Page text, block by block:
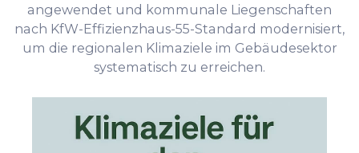
angewendet und kommunale Liegenschaften
nach KfW-Effizienzhaus-55-Standard modernisiert,
um die regionalen Klimaziele im Gebäudesektor
systematisch zu erreichen.